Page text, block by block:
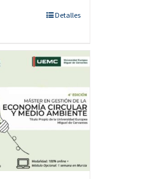
Detalles